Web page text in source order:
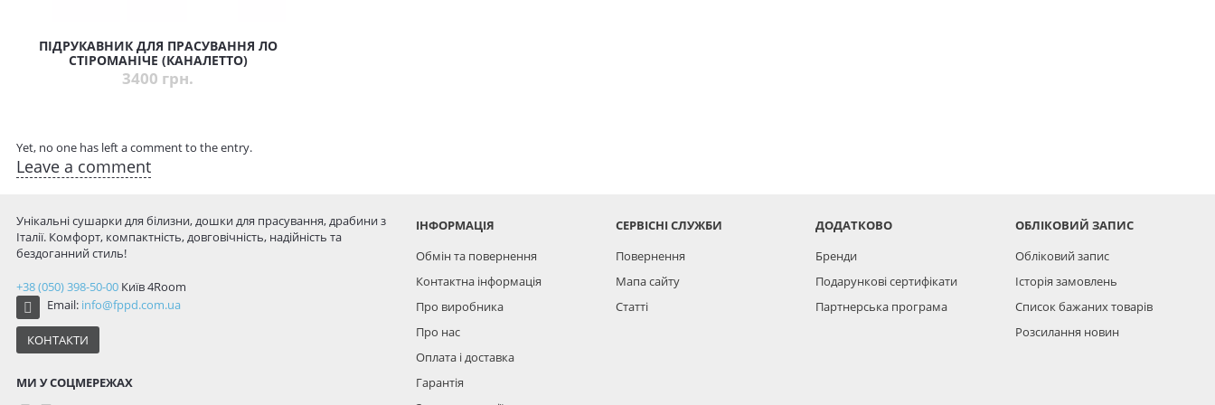
ПІДРУКАВНИК ДЛЯ ПРАСУВАННЯ ЛО
СТІРОМАНІЧЕ (КАНАЛЕТТО)
3400 грн.
Yet, no one has left a comment to the entry.
Leave a comment
Унікальні сушарки для білизни, дошки для прасування, драбини з
Італії. Комфорт, компактність, довговічність, надійність та
бездоганний стиль!
+38 (050) 398-50-00 Київ4Room
Email: info@fppd.com.ua
КОНТАКТИ
МИ У СОЦМЕРЕЖАХ
ІНФОРМАЦІЯ
Обмін та повернення
Контактна інформація
Про виробника
Про нас
Оплата і доставка
Гарантія
СЕРВІСНІ СЛУЖБИ
Повернення
Мапа сайту
Статті
ДОДАТКОВО
Бренди
Подарункові сертифікати
Партнерська програма
ОБЛІКОВИЙ ЗАПИС
Обліковий запис
Історія замовлень
Список бажаних товарів
Розсилання новин